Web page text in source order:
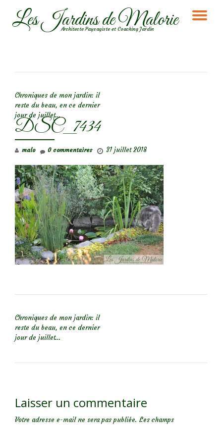
AllerLes Jardins de Malorie
Architecte Paysagiste et Coaching Jardin
Chroniques de mon jardin: il
reste du beau, en ce dernier
jour de juillet…
DSC_7434
malo 31 juillet 2018
0 commentaires
Chroniques de mon jardin: il
reste du beau, en ce dernier
jour de juillet…
Laisser un commentaire
Votre adresse e-mail ne sera pas publiée. Les champs